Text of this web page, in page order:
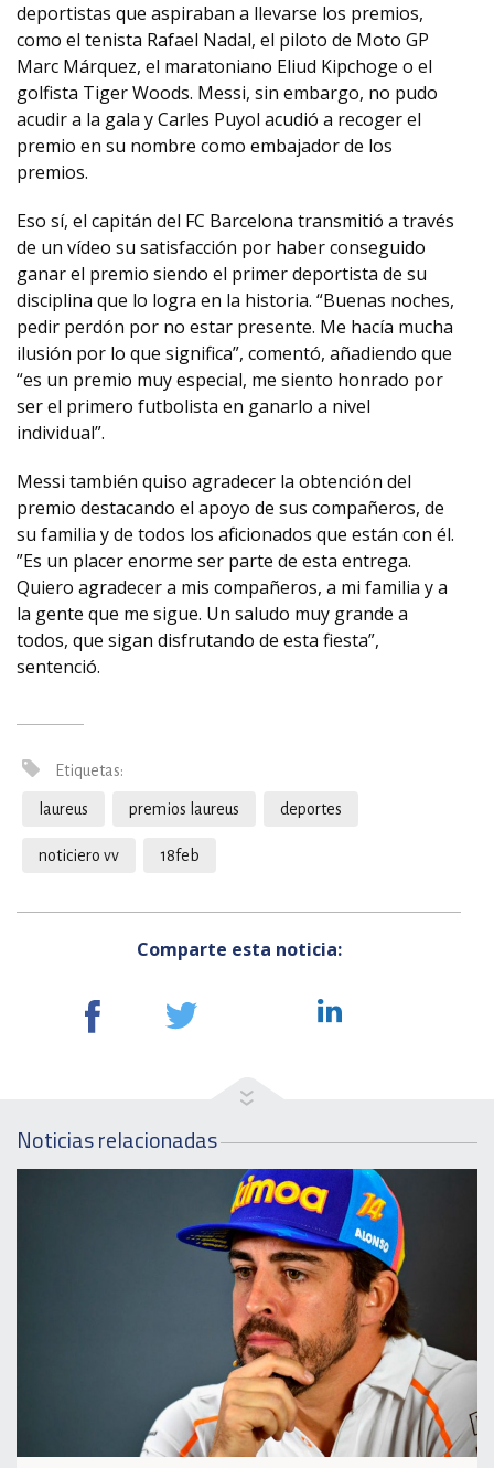
deportistas que aspiraban a llevarse los premios,
como el tenista Rafael Nadal, el piloto de Moto GP
Marc Márquez, el maratoniano Eliud Kipchoge o el
golfista Tiger Woods. Messi, sin embargo, no pudo
acudir a la gala y Carles Puyol acudió a recoger el
premio en su nombre como embajador de los
premios.
Eso sí, el capitán del FC Barcelona transmitió a través
de un vídeo su satisfacción por haber conseguido
ganar el premio siendo el primer deportista de su
disciplina que lo logra en la historia. “Buenas noches,
pedir perdón por no estar presente. Me hacía mucha
ilusión por lo que significa”, comentó, añadiendo que
“es un premio muy especial, me siento honrado por
ser el primero futbolista en ganarlo a nivel
individual”.
Messi también quiso agradecer la obtención del
premio destacando el apoyo de sus compañeros, de
su familia y de todos los aficionados que están con él.
”Es un placer enorme ser parte de esta entrega.
Quiero agradecer a mis compañeros, a mi familia y a
la gente que me sigue. Un saludo muy grande a
todos, que sigan disfrutando de esta fiesta”,
sentenció.
Etiquetas:
laureus premios laureus deportes
noticiero vv 18feb
Comparte esta noticia:
Noticias relacionadas